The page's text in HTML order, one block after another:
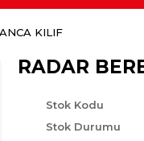
KILIF
RADAR
Stok Kodu
Stok Durumu